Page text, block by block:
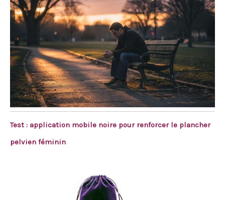
Test : application mobile noire pour renforcer le plancher
pelvien féminin